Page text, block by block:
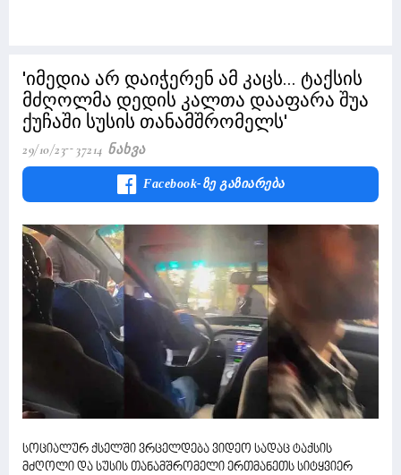
'იმედია არ დაიჭერენ ამ კაცს... ტაქსის
მძღოლმა დედის კალთა დააფარა შუა
ქუჩაში სუსის თანამშრომელს'
29/10/23 37214 Ნახვა
Facebook-Ზე Გაზიარება
სოციალურ ქსელში ვრცელდება ვიდეო სადაც ტაქსის
მძღოლი და სუსის თანამშრომელი ერთმანეთს სიტყვიერ